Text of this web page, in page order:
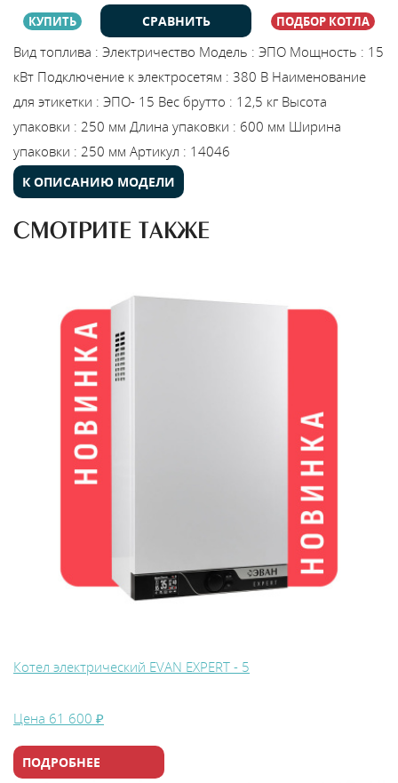
КУПИТЬ СРАВНИТЬ ПОДБОР КОТЛА
Вид топлива : Электричество Модель : ЭПО Мощность : 15
кВт Подключение к электросетям : 380 В Наименование
для этикетки : ЭПО- 15 Вес брутто : 12,5 кг Высота
упаковки : 250 мм Длина упаковки : 600 мм Ширина
упаковки : 250 мм Артикул : 14046
К ОПИСАНИЮ МОДЕЛИ
СМОТРИТЕ ТАКЖЕ
Котел электрический EVAN EXPERT - 5
Цена 61 600 ₽
ПОДРОБНЕЕ